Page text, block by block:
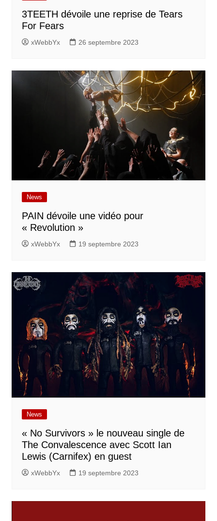
3TEETH dévoile une reprise de Tears
For Fears
xWebbYx 26 septembre 2023
News
PAIN dévoile une vidéo pour
« Revolution »
xWebbYx 19 septembre 2023
News
« No Survivors » le nouveau single de
The Convalescence avec Scott Ian
Lewis (Carnifex) en guest
xWebbYx 19 septembre 2023